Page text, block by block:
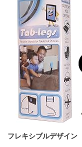
フレキシブルデザイン